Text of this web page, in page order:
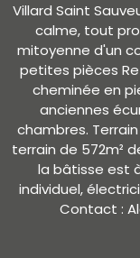
Villard Saint
calme, tout
mitoyenne d'un
petites pièces
cheminée en
anciennes
chambres.
terrain de 572m²
la bâtisse est
individuel,
Contact :